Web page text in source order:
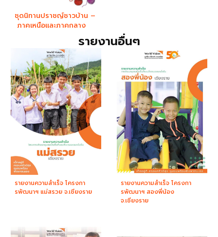
ชุดนิทานปราชญ์ชาวบ้าน –
ภาคเหนือและภาคกลาง
รายงานอื่นๆ
รายงานความสำเร็จ โครงกา
รพัฒนาฯ แม่สรวย จ.เชียงราย
รายงานความสำเร็จ โครงกา
รพัฒนาฯ สองพี่น้อง
จ.เชียงราย